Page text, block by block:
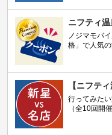
ニフティ
ノジマモバ
格」で人気
【ニフテ
行ってみた
（全10回開